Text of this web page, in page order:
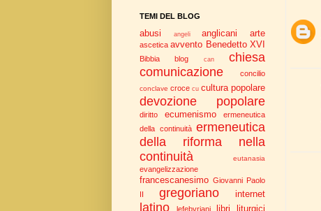
TEMI DEL BLOG
abusi angeli anglicani arte
ascetica avvento Benedetto XVI
Bibbia blog can
chiesa
comunicazione
concilio
conclave croce cu cultura popolare
devozione popolare
diritto ecumenismo
ermeneutica
della continuità ermeneutica
della riforma nella
continuità
eutanasia
evangelizzazione
francescanesimo Giovanni Paolo
gregoriano internet
latino lefebvriani libri liturgici